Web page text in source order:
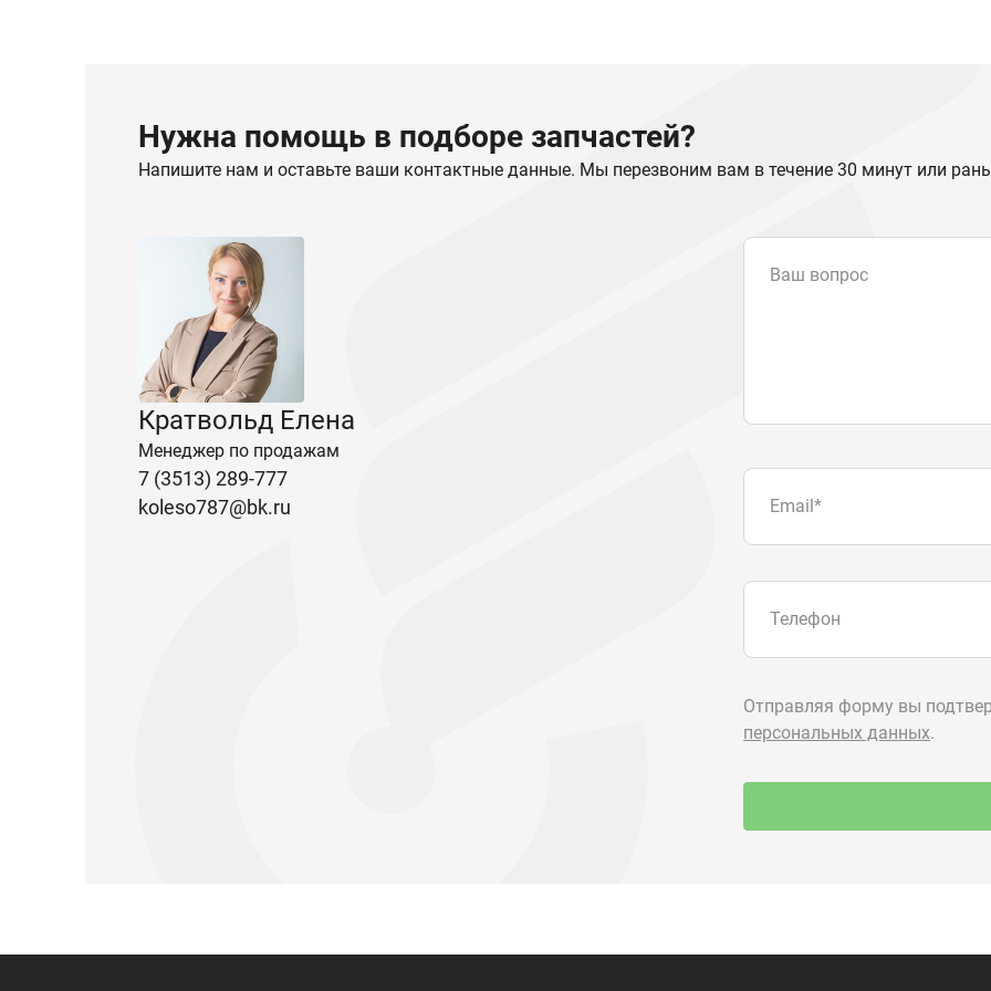
Нужна помощь в подборе запчастей?
Напишите нам и оставьте ваши контактные данные. Мы перезвоним вам в течение 30 минут или
Кратвольд Елена
Менеджер по продажам
7 (3513) 289-777
koleso787@bk.ru
Ваш вопрос
Доставка и оплата
+7 (3513)
г. Миасс, п.
ул.